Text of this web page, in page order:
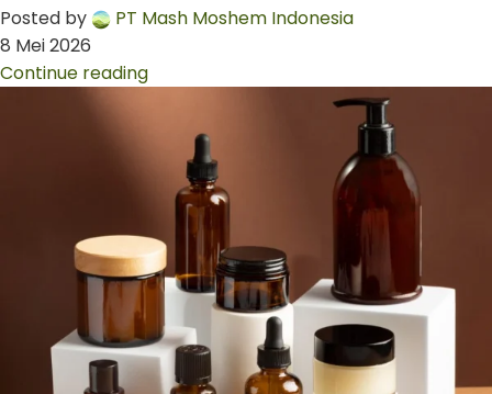
Posted by
PT Mash Moshem Indonesia
8 Mei 2026
Continue reading